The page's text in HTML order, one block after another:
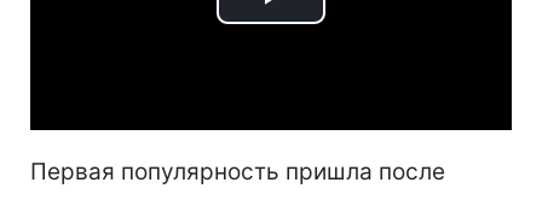
Play
Первая популярность пришла после